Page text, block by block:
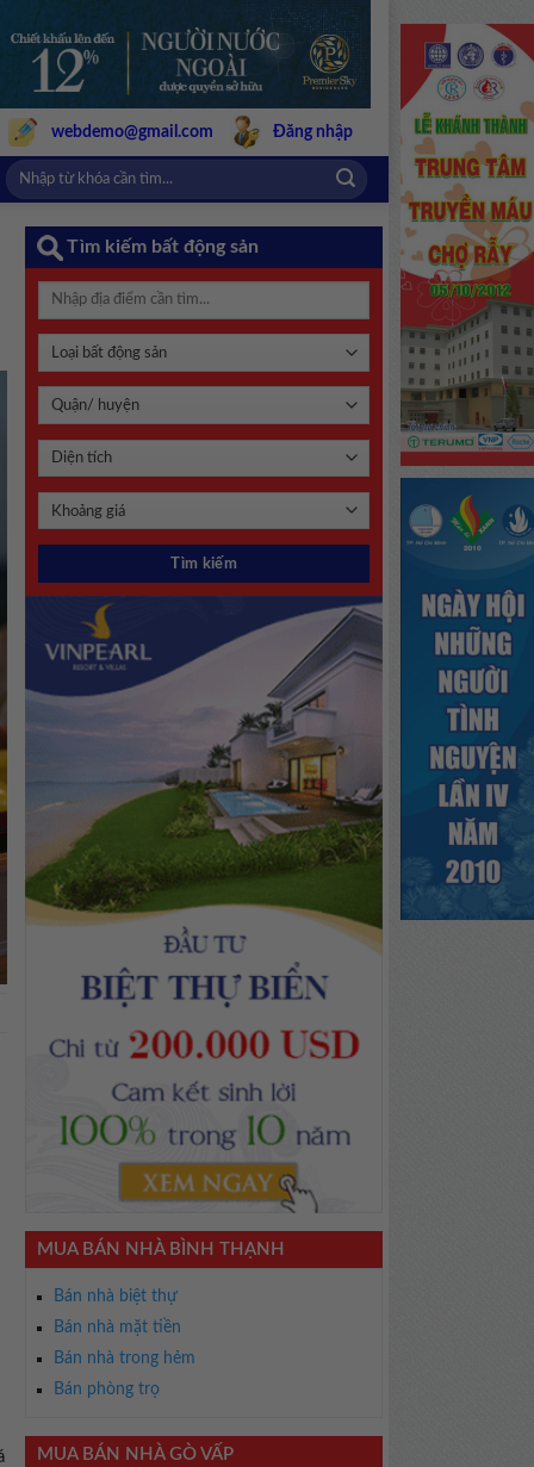
webdemo@gmail.com Đăng nhập
Tìm kiếm bất động sản
MUA BÁN NHÀ BÌNH THẠNH
Bán nhà biệt thự
Bán nhà mặt tiền
Bán nhà trong hẻm
Bán phòng trọ
MUA BÁN NHÀ GÒ VẤP